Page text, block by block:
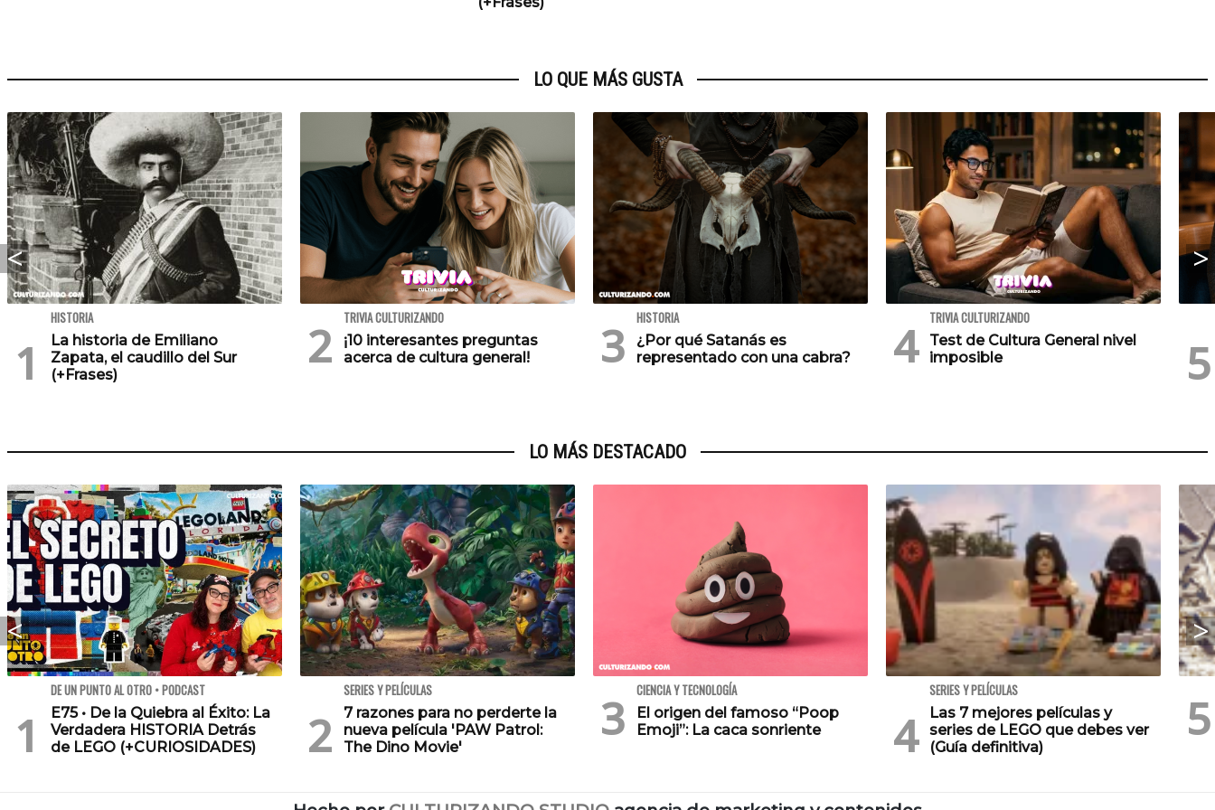
LO QUE MÁS GUSTA
HISTORIA
La historia de Emiliano
Zapata, el caudillo del Sur
(+Frases)
TRIVIA CULTURIZANDO
¡10 interesantes preguntas
acerca de cultura general!
HISTORIA
¿Por qué Satanás es
representado con una cabra?
TRIVIA CULTURIZANDO
Test de Cultura General nivel
imposible
LO MÁS DESTACADO
DE UN PUNTO AL OTRO • PODCAST
E75 • De la Quiebra al Éxito: La
Verdadera HISTORIA Detrás
de LEGO (+CURIOSIDADES)
SERIES Y PELÍCULAS
7 razones para no perderte la
nueva película 'PAW Patrol:
The Dino Movie'
CIENCIA Y TECNOLOGÍA
El origen del famoso “Poop
Emoji”: La caca sonriente
SERIES Y PELÍCULAS
Las 7 mejores películas y
series de LEGO que debes ver
(Guía definitiva)